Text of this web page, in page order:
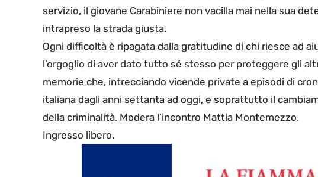
servizio, il giovane Carabiniere non vacilla mai nella sua
intrapreso la strada giusta.
Ogni difficoltà è ripagata dalla gratitudine di chi riesce ad
l’orgoglio di aver dato tutto sé stesso per proteggere gli
memorie che, intrecciando vicende private a episodi di
italiana dagli anni settanta ad oggi, e soprattutto il
della criminalità. Modera l’incontro Mattia Montemezzo.
Ingresso libero.